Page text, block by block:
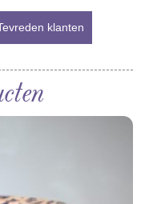
klanten